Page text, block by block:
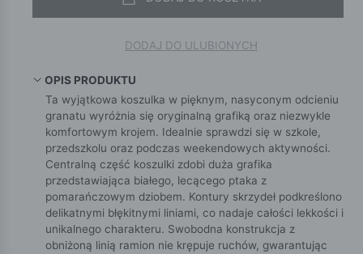
DODAJ DO ULUBIONYCH
OPIS PRODUKTU
Ta wyjątkowa koszulka w pięknym, nasyconym odcieniu
granatu wyróżnia się oryginalną grafiką oraz niezwykle
komfortowym krojem. Idealnie sprawdzi się w szkole,
przedszkolu oraz podczas weekendowych aktywności.
Centralną część koszulki zdobi duża grafika
przedstawiająca białego, lecącego ptaka z
pomarańczowym dziobem. Kontury skrzydeł podkreślono
delikatnymi błękitnymi liniami, co nadaje całości lekkości i
unikalnego charakteru. Swobodna konstrukcja z
obniżoną linią ramion nie krępuje ruchów, gwarantując